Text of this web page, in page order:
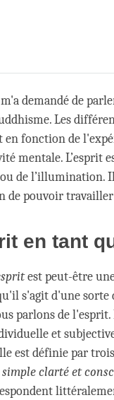
m'a demandé de
Les
en fonction de
mentale. L’esprit
de l’illumination.
de pouvoir travailler
en tant
est peut-être
s'agit d'une sorte
parlons de
et
est définie par
simple clarté et